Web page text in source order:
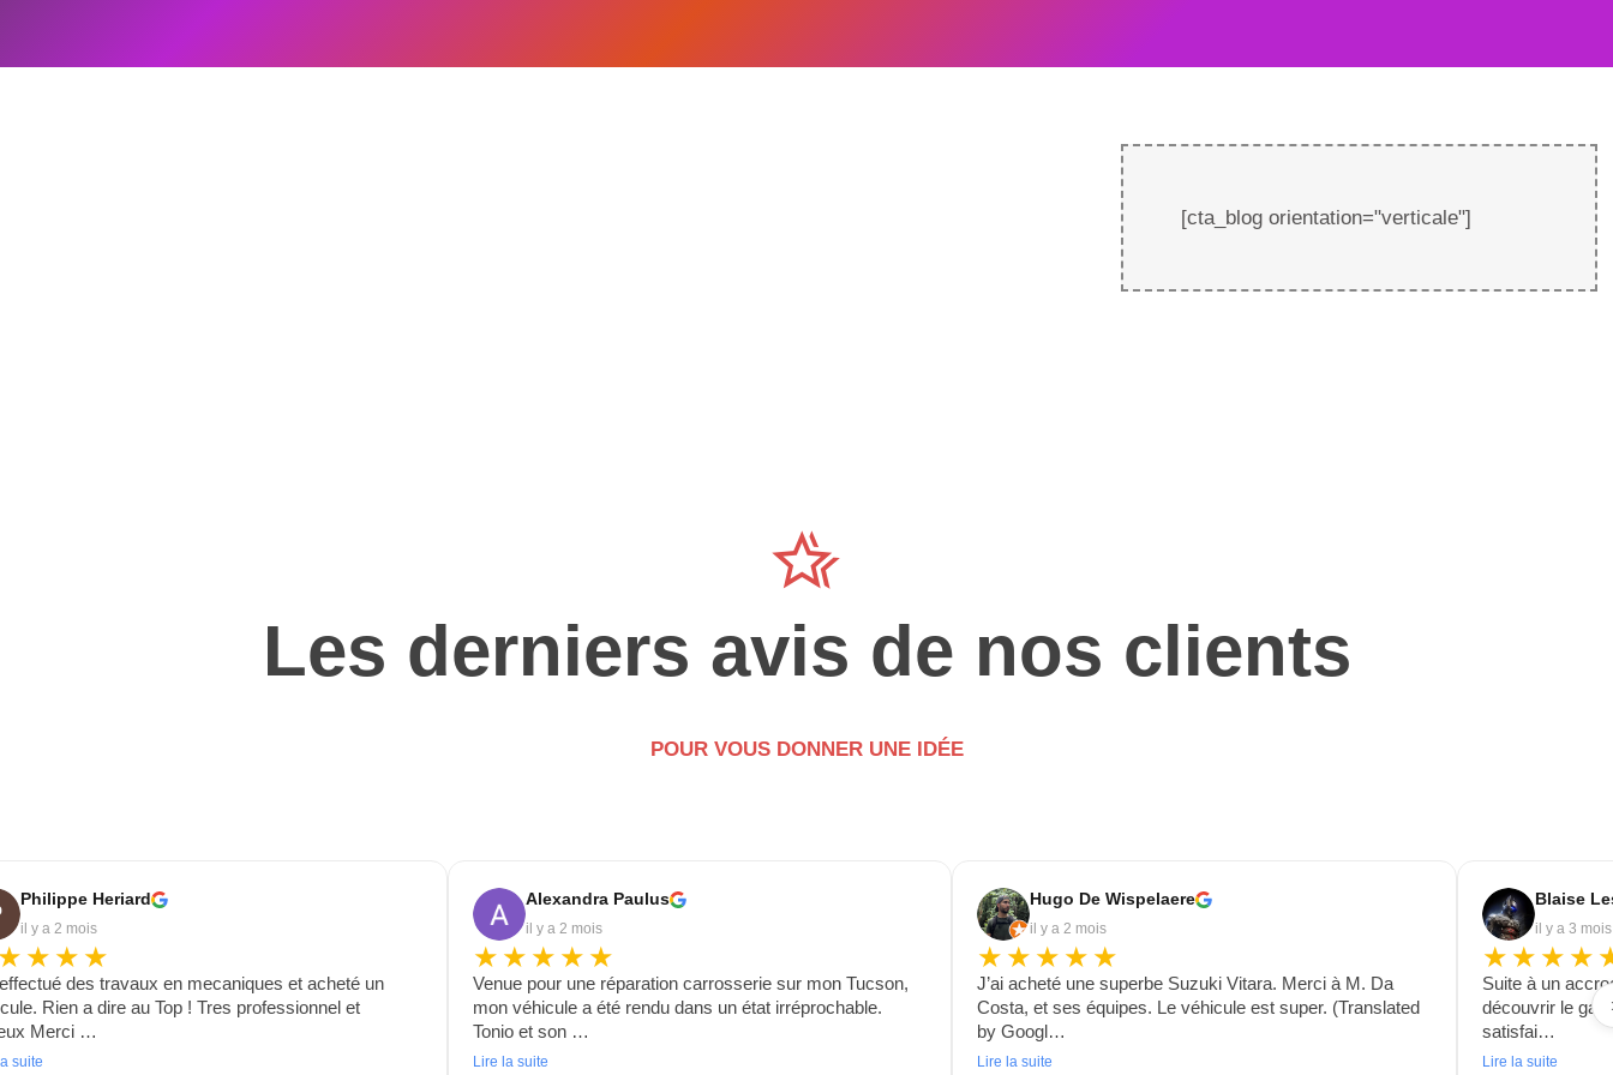
[cta_blog orientation="verticale"]
hotel_class
Les derniers avis de nos clients
POUR VOUS DONNER UNE IDÉE
Philippe Heriard
il y a 2 mois
effectué des travaux en mecaniques et acheté un
Rien a dire au Top ! Tres professionnel et
Merci …
suite
Alexandra Paulus
il y a 2 mois
★★★★★
Venue pour une réparation carrosserie sur mon Tucson,
mon véhicule a été rendu dans un état irréprochable.
Tonio et son …
Lire la suite
Hugo De Wispelaere
il y a 2 mois
★★★★★
J’ai acheté une superbe Suzuki Vitara. Merci à M. Da
Costa, et ses équipes. Le véhicule est super. (Translated
by Googl…
Lire la suite
Blaise
il y a 3 mois
Suite à un
découvrir le
satisfai…
Lire la suite